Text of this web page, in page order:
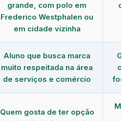
grande, com polo em
Frederico Westphalen ou
em cidade vizinha
Aluno que busca marca
muito respeitada na área
de serviços e comércio
foco
Quem gosta de ter opção